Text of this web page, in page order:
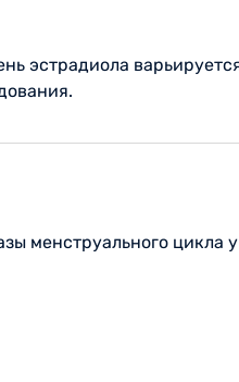
эстрадиола
менструального